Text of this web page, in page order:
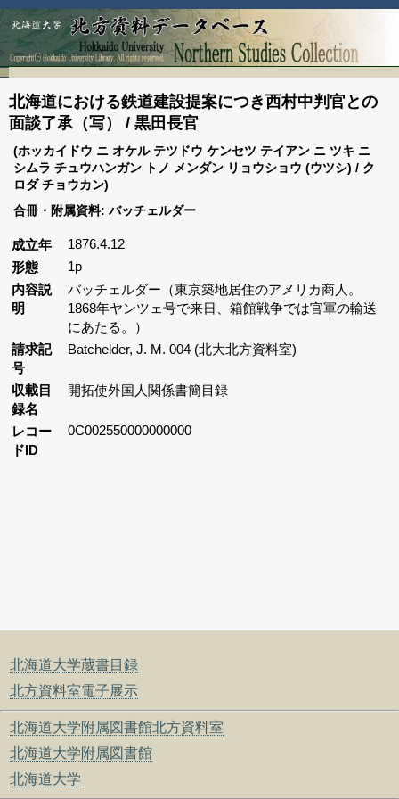
北海道大学蔵書目録
北方資料室電子展示
北海道大学附属図書館北方資料室
北海道大学附属図書館
北海道大学
北海道における鉄道建設提案につき西村中判官との
面談了承（写） / 黒田長官
(ホッカイドウ ニ オケル テツドウ ケンセツ テイアン ニ ツキ ニ
シムラ チュウハンガン トノ メンダン リョウショウ (ウツシ) / ク
ロダ チョウカン)
合冊・附属資料: バッチェルダー
成立年
1876.4.12
形態
1p
内容説
明
バッチェルダー（東京築地居住のアメリカ商人。
1868年ヤンツェ号で来日、箱館戦争では官軍の輸送
にあたる。）
請求記
号
Batchelder, J. M. 004 (北大北方資料室)
収載目
録名
開拓使外国人関係書簡目録
レコー
ドID
0C002550000000000